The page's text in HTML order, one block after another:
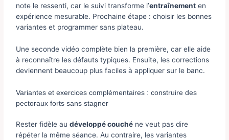
note le ressenti, car le suivi transforme l’entraînement en
expérience mesurable. Prochaine étape : choisir les bonnes
variantes et programmer sans plateau.
Une seconde vidéo complète bien la première, car elle aide
à reconnaître les défauts typiques. Ensuite, les corrections
deviennent beaucoup plus faciles à appliquer sur le banc.
Variantes et exercices complémentaires : construire des
pectoraux forts sans stagner
Rester fidèle audéveloppé couché ne veut pas dire
répéter la même séance. Au contraire, les variantes